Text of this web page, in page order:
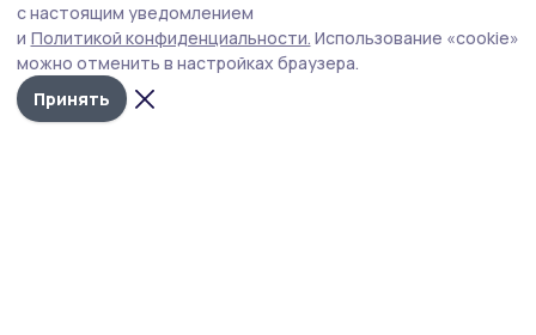
с настоящим уведомлением
и Политикой конфиденциальности. Использование «cookie»
можно отменить в настройках браузера.
Принять